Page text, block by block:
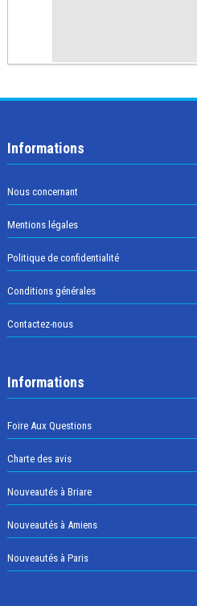
Informations
Nous concernant
Mentions légales
Politique de confidentialité
Conditions générales
Contactez-nous
Informations
Foire Aux Questions
Charte des avis
Nouveautés à Briare
Nouveautés à Amiens
Nouveautés à Paris